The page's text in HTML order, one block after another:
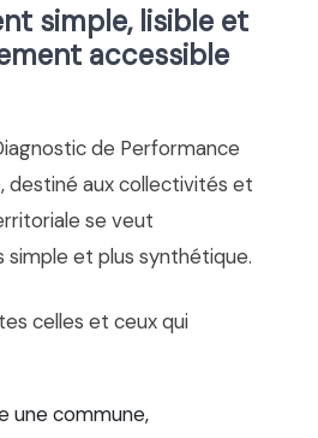
simple, lisible et
accessible
de Performance
destiné aux collectivités et
se veut
et plus synthétique.
celles et ceux qui
une commune,